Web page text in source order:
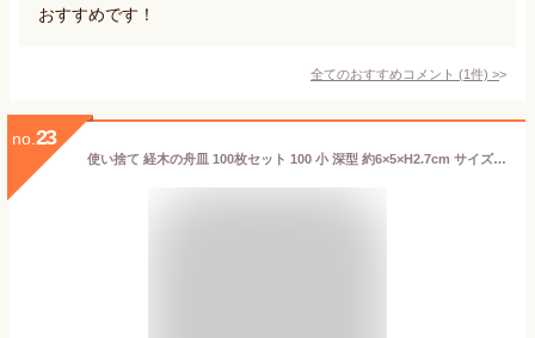
おすすめです！
全てのおすすめコメント (1件) >
no. 23
使い捨て 経木の舟皿 100枚セット 100 小 深型 約6×5×H2.7cm サイズをご確認後、ご購入ください。